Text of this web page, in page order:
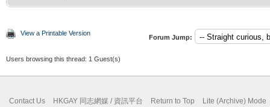
View a Printable Version
Forum Jump:
Users browsing this thread: 1 Guest(s)
Contact Us HKGAY 同志網媒 / 資訊平台 Return to Top Lite (Archive) Mode